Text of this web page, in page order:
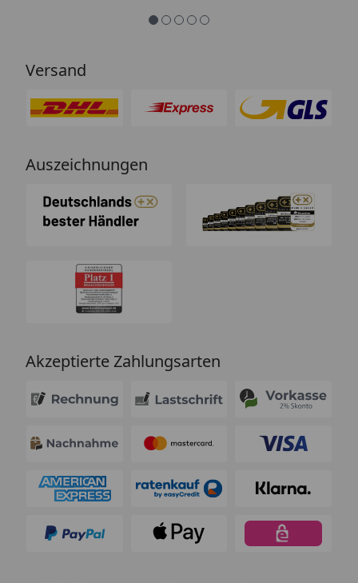
kompetente Beratung .“
Versand
Auszeichnungen
Akzeptierte Zahlungsarten